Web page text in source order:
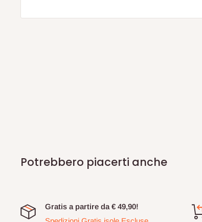
Potrebbero piacerti anche
Gratis a partire da € 49,90!